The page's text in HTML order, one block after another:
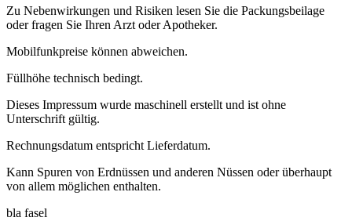
Zu Nebenwirkungen und Risiken lesen Sie die Packungsbeilage
oder fragen Sie Ihren Arzt oder Apotheker.
Mobilfunkpreise können abweichen.
Füllhöhe technisch bedingt.
Dieses Impressum wurde maschinell erstellt und ist ohne
Unterschrift gültig.
Rechnungsdatum entspricht Lieferdatum.
Kann Spuren von Erdnüssen und anderen Nüssen oder überhaupt
von allem möglichen enthalten.
bla fasel